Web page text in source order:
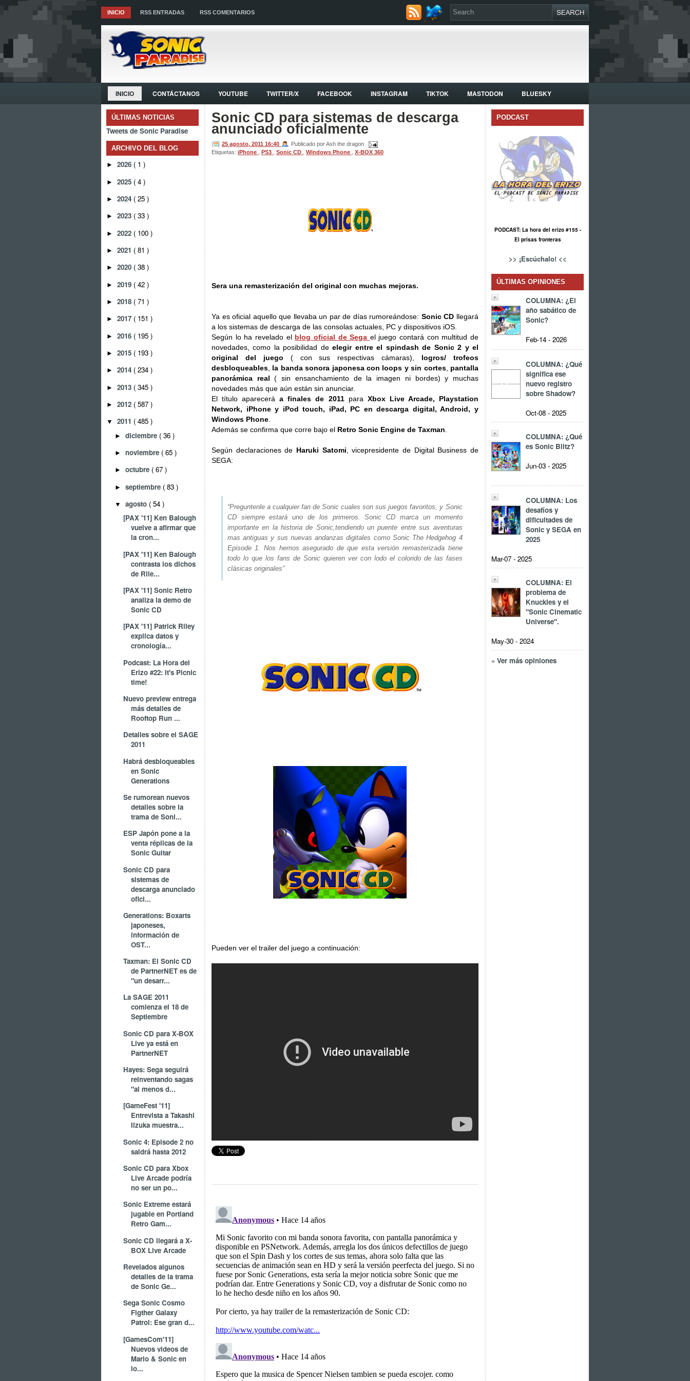
INICIO RSS ENTRADAS RSS COMENTARIOS
INICIO CONTÁCTANOS YOUTUBE TWITTER/X FACEBOOK INSTAGRAM TIKTOK MASTODON BLUESKY
ÚLTIMAS NOTICIAS
Tweets de Sonic Paradise
ARCHIVO DEL BLOG
► 2026 ( 1 )
► 2025 ( 4 )
► 2024 ( 25 )
► 2023 ( 33 )
► 2022 ( 100 )
► 2021 ( 81 )
► 2020 ( 38 )
► 2019 ( 42 )
► 2018 ( 71 )
► 2017 ( 151 )
► 2016 ( 195 )
► 2015 ( 193 )
► 2014 ( 234 )
► 2013 ( 345 )
► 2012 ( 587 )
▼ 2011 ( 485 )
► diciembre ( 36 )
► noviembre ( 65 )
► octubre ( 67 )
► septiembre ( 83 )
▼ agosto ( 54 )
[PAX '11] Ken Balough
vuelve a afirmar que
la cron...
[PAX '11] Ken Balough
contrasta los dichos
de Rile...
[PAX '11] Sonic Retro
analiza la demo de
Sonic CD
[PAX '11] Patrick Riley
explica datos y
cronología...
Podcast: La Hora del
Erizo #22: It's Picnic
time!
Nuevo preview entrega
más detalles de
Rooftop Run ...
Detalles sobre el SAGE
2011
Habrá desbloqueables
en Sonic
Generations
Se rumorean nuevos
detalles sobre la
trama de Soni...
ESP Japón pone a la
venta réplicas de la
Sonic Guitar
Sonic CD para
sistemas de
descarga anunciado
ofici...
Generations: Boxarts
japoneses,
información de
OST...
Taxman: El Sonic CD
de PartnerNET es de
"un desarr...
La SAGE 2011
comienza el 18 de
Septiembre
Sonic CD para X-BOX
Live ya está en
PartnerNET
Hayes: Sega seguirá
reinventando sagas
"al menos d...
[GameFest '11]
Entrevista a Takashi
Iizuka muestra...
Sonic 4: Episode 2 no
saldrá hasta 2012
Sonic CD para Xbox
Live Arcade podría
no ser un po...
Sonic Extreme estará
jugable en Portland
Retro Gam...
Sonic CD llegará a X-
BOX Live Arcade
Revelados algunos
detalles de la trama
de Sonic Ge...
Sega Sonic Cosmo
Figther Galaxy
Patrol: Ese gran d...
[GamesCom'11]
Nuevos videos de
Mario & Sonic en
lo...
Sonic CD para sistemas de descarga
anunciado oficialmente
25 agosto, 2011 16:40
Publicado por Ash the dragon
Etiquetas: iPhone PS3 Sonic CD Windows Phone X-BOX 360
Sera una remasterización del original con muchas mejoras.
Ya es oficial aquello que llevaba un par de días rumoreándose: Sonic CD llegará
a los sistemas de descarga de las consolas actuales, PC y dispositivos iOS.
Según lo ha revelado el blog oficial de Sega el juego contará con multitud de
novedades, como la posibilidad deelegir entre el spindash de Sonic 2 y el
original del juego ( con sus respectivas cámaras), logros/ trofeos
desbloqueables la banda sonora japonesa con loops y sin cortes, pantalla
panorámica real ( sin ensanchamiento de la imagen ni bordes) y muchas
novedades más que aún están sin anunciar.
El título apareceráa finales de 2011para Xbox Live Arcade, Playstation
Network, iPhone y iPod touch, iPad, PC en descarga digital, Android, y
Windows Phone
Además se confirma que corre bajo el Retro Sonic Engine de Taxman
Según declaraciones de Haruki Satomi , vicepresidente de Digital Business de
SEGA:
“Preguntenle a cualquier fan de Sonic cuales son sus juegos favoritos, y Sonic
CD siempre estará uno de los primeros. Sonic CD marca un momento
importante en la historia de Sonic,tendiendo un puente entre sus aventuras
mas antiguas y sus nuevas andanzas digitales como Sonic The Hedgehog 4
Episode 1. Nos hemos asegurado de que esta versión remasterizada tiene
todo lo que los fans de Sonic quieren ver con lodo el colorido de las fases
clásicas originales”
Pueden ver el trailer del juego a continuación:
PODCAST
PODCAST: La hora del erizo #155 -
El prisas fronteras
>> ¡Escúchalo! <<
ÚLTIMAS OPINIONES
COLUMNA: ¿El
año sabático de
Sonic?
Feb-14 - 2026
COLUMNA: ¿Qué
significa ese
nuevo registro
sobre Shadow?
Oct-08 - 2025
COLUMNA: ¿Qué
es Sonic Blitz?
Jun-03 - 2025
COLUMNA: Los
desafíos y
dificultades de
Sonic y SEGA en
2025
Mar-07 - 2025
COLUMNA: El
problema de
Knuckles y el
"Sonic Cinematic
Universe".
May-30 - 2024
» Ver más opiniones